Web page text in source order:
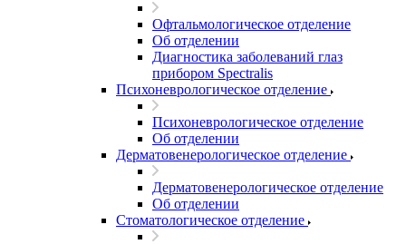
Офтальмологическое отделение
Об отделении
Диагностика заболеваний глаз
прибором Spectralis
Психоневрологическое отделение
Психоневрологическое отделение
Об отделении
Дерматовенерологическое отделение
Дерматовенерологическое отделение
Об отделении
Стоматологическое отделение